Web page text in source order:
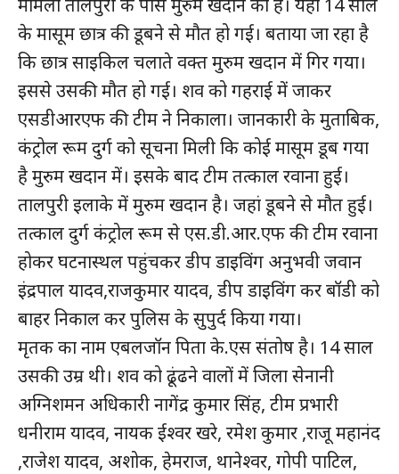
के मासूम छात्र की डूबने से मौत हो गई। बताया जा रहा है
कि छात्र साइकिल चलाते वक्त मुरुम खदान में गिर गया।
इससे उसकी मौत हो गई। शव को गहराई में जाकर
एसडीआरएफ की टीम ने निकाला। जानकारी के मुताबिक,
कंट्रोल रूम दुर्ग को सूचना मिली कि कोई मासूम डूब गया
है मुरुम खदान में। इसके बाद टीम तत्काल रवाना हुई।
तालपुरी इलाके में मुरुम खदान है। जहां डूबने से मौत हुई।
तत्काल दुर्ग कंट्रोल रूम से एस.डी.आर.एफ की टीम रवाना
होकर घटनास्थल पहुंचकर डीप डाइविंग अनुभवी जवान
इंद्रपाल यादव,राजकुमार यादव, डीप डाइविंग कर बॉडी को
बाहर निकाल कर पुलिस के सुपुर्द किया गया।
मृतक का नाम एबलजॉन पिता के.एस संतोष है। 14 साल
उसकी उम्र थी। शव को ढूंढने वालों में जिला सेनानी
अग्निशमन अधिकारी नागेंद्र कुमार सिंह, टीम प्रभारी
धनीराम यादव, नायक ईश्वर खरे, रमेश कुमार ,राजू महानंद
,राजेश यादव, अशोक, हेमराज, थानेश्वर, गोपी पाटिल,